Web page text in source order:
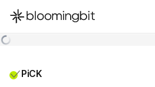
한국어
PiCK